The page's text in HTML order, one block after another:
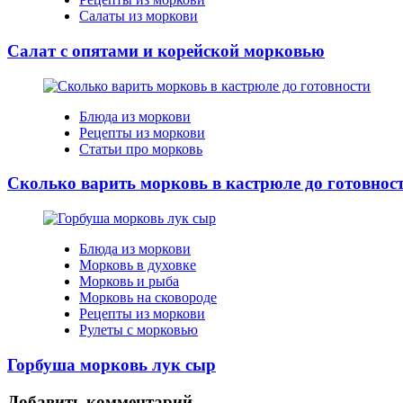
Салаты из моркови
Салат с опятами и корейской морковью
Блюда из моркови
Рецепты из моркови
Статьи про морковь
Сколько варить морковь в кастрюле до
Блюда из моркови
Морковь в духовке
Морковь и рыба
Морковь на сковороде
Рецепты из моркови
Рулеты с морковью
Горбуша морковь лук сыр